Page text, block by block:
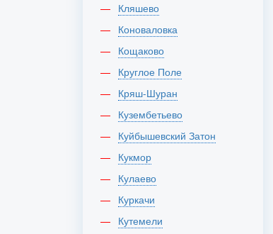
Кляшево
Коноваловка
Кощаково
Круглое Поле
Кряш-Шуран
Кузембетьево
Куйбышевский Затон
Кукмор
Кулаево
Куркачи
Кутемели